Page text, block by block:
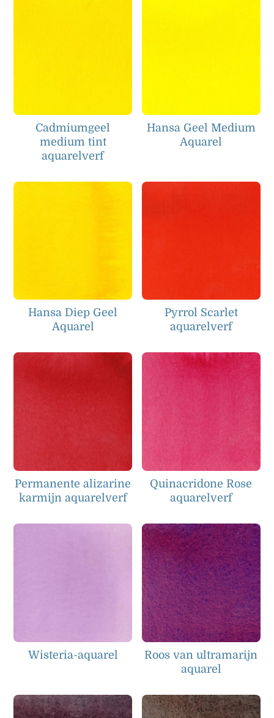
Cadmiumgeel
medium tint
aquarelverf
Hansa Geel Medium
Aquarel
Hansa Diep Geel
Aquarel
Pyrrol Scarlet
aquarelverf
Permanente alizarine
karmijn aquarelverf
Quinacridone Rose
aquarelverf
Wisteria-aquarel
Roos van ultramarijn
aquarel